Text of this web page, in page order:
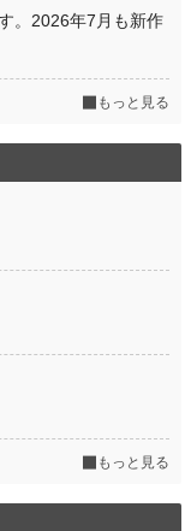
。2026年7月も新作
もっと見る
もっと見る